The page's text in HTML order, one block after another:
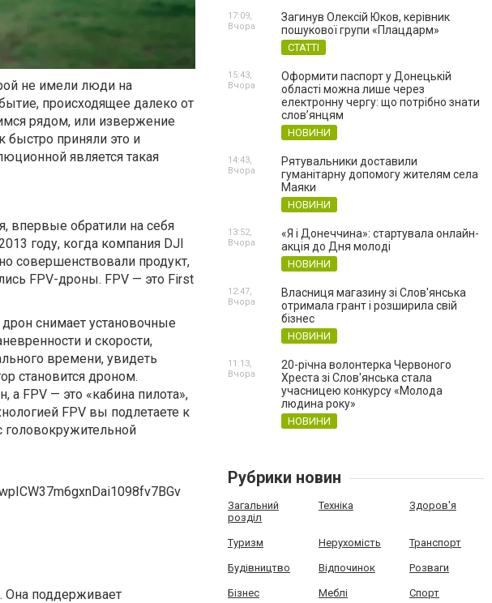
не имели люди на
происходящее далеко от
рядом, или извержение
быстро приняли это и
является такая
впервые обратили на себя
году, когда компания DJI
совершенствовали продукт,
FPV-дроны. FPV — это First
снимает установочные
и скорости,
времени, увидеть
становится дроном.
FPV — это «кабина пилота»,
FPV вы подлетаете к
головокружительной
Она поддерживает
Загинув Олексій Юков, керівник
пошукової групи «Плацдарм»
СТАТТІ
17:09,
Вчора
Оформити паспорт у Донецькій
області можна лише через
електронну чергу: що потрібно знати
слов’янцям
НОВИНИ
15:43,
Вчора
Рятувальники доставили
гуманітарну допомогу жителям села
Маяки
НОВИНИ
14:43,
Вчора
«Я і Донеччина»: стартувала онлайн-
акція до Дня молоді
НОВИНИ
13:52,
Вчора
Власниця магазину зі Слов'янська
отримала грант і розширила свій
бізнес
НОВИНИ
12:47,
Вчора
20-річна волонтерка Червоного
Хреста зі Слов'янська стала
учасницею конкурсу «Молода
людина року»
НОВИНИ
11:13,
Вчора
Рубрики новин
Загальний
розділ
Техніка Здоров'я
Туризм Нерухомість Транспорт
Будівництво Відпочинок Розваги
Бізнес Меблі Спорт